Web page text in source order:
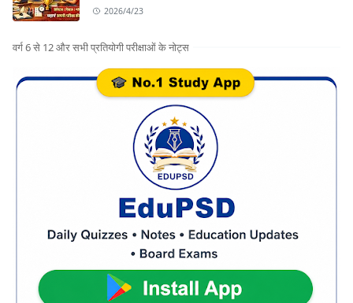
2026/4/23
वर्ग 6 से 12 और सभी प्रतियोगी परीक्षाओं के नोट्स